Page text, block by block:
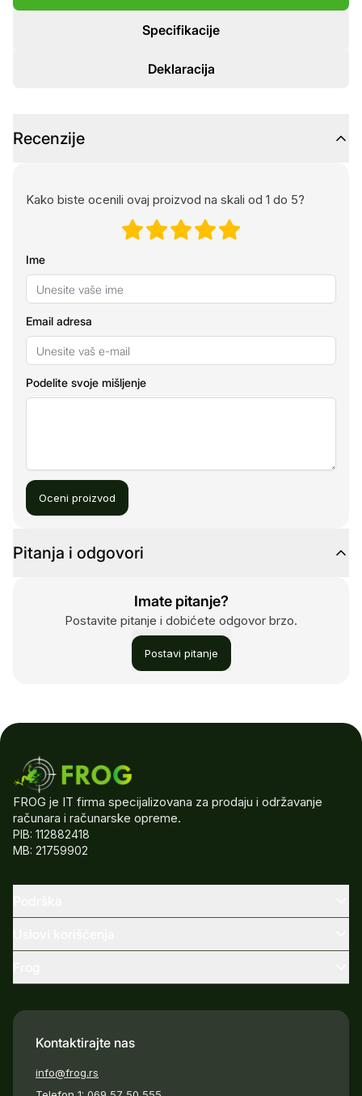
Specifikacije
Deklaracija
Recenzije
Kako biste ocenili ovaj proizvod na skali od 1 do 5?
Ime
Email adresa
Podelite svoje mišljenje
Oceni proizvod
Pitanja i odgovori
Imate pitanje?
Postavite pitanje i dobićete odgovor brzo.
Postavi pitanje
FROG je IT firma specijalizovana za prodaju i održavanje
računara i računarske opreme.
PIB: 112882418
MB: 21759902
Kontaktirajte nas
info@frog.rs